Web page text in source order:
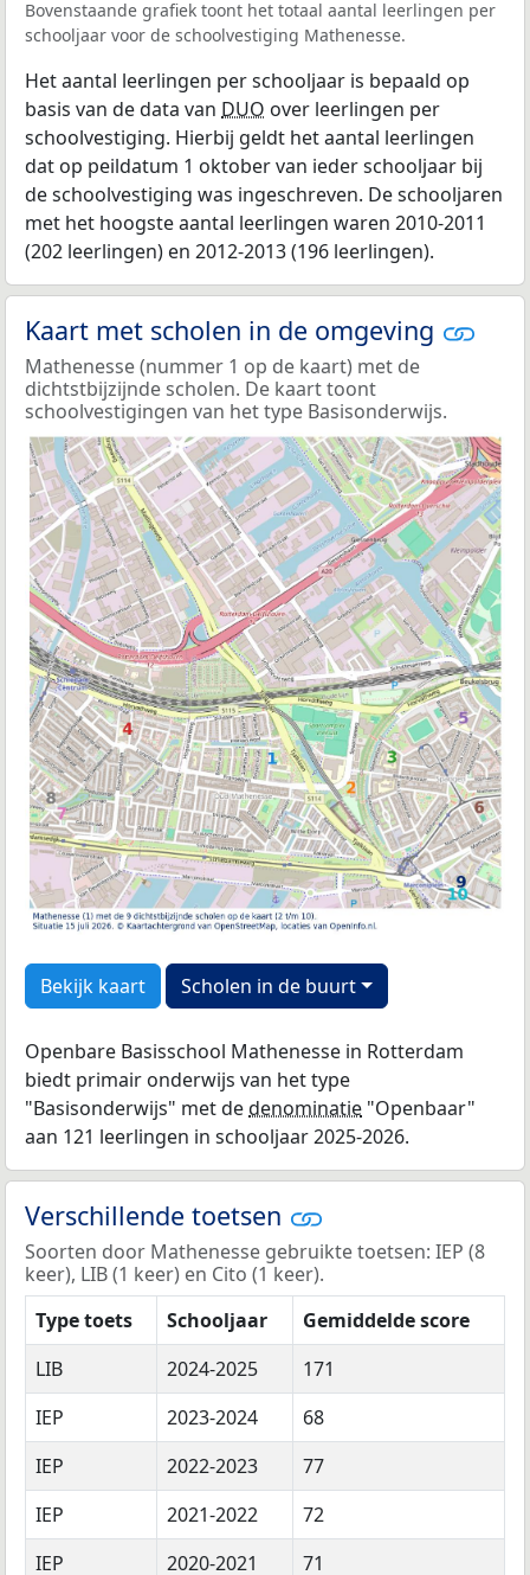
Bovenstaande grafiek toont het totaal aantal leerlingen per
schooljaar voor de schoolvestiging Mathenesse.
Het aantal leerlingen per schooljaar is bepaald op
basis van de data van DUO over leerlingen per
schoolvestiging. Hierbij geldt het aantal leerlingen
dat op peildatum 1 oktober van ieder schooljaar bij
de schoolvestiging was ingeschreven. De schooljaren
met het hoogste aantal leerlingen waren 2010-2011
(202 leerlingen) en 2012-2013 (196 leerlingen).
Kaart met scholen in de omgeving
Mathenesse (nummer 1 op de kaart) met de
dichtstbijzijnde scholen. De kaart toont
schoolvestigingen van het type Basisonderwijs.
Bekijk kaart Scholen in de buurt
Openbare Basisschool Mathenesse in Rotterdam
biedt primair onderwijs van het type
"Basisonderwijs" met dedenominatie "Openbaar"
aan 121 leerlingen in schooljaar 2025-2026.
Verschillende toetsen
Soorten door Mathenesse gebruikte toetsen: IEP (8
keer), LIB (1 keer) en Cito (1 keer).
Type toets
Schooljaar
Gemiddelde score
LIB
2024-2025
171
IEP
2023-2024
68
IEP
2022-2023
77
IEP
2021-2022
72
IEP
2020-2021
71